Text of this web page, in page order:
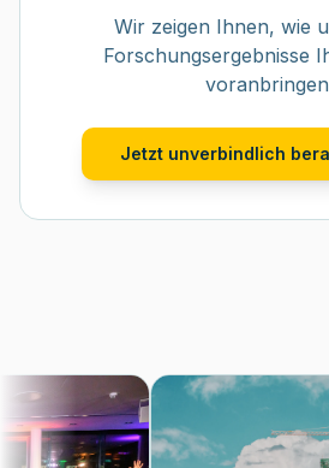
Wir zeigen Ihnen, wie
Forschungsergebnisse
Jetzt unverbindlich